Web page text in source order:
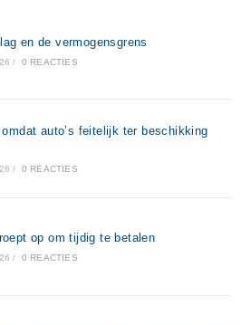
en de vermogensgrens
/ 0 REACTIES
auto’s feitelijk ter beschikking
/ 0 REACTIES
op om tijdig te betalen
/ 0 REACTIES